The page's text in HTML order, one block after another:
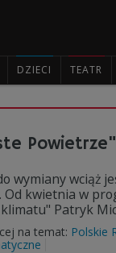
DZIECI TEATR
wymiany wciąż
Od kwietnia w
Patryk
na temat: Polskie